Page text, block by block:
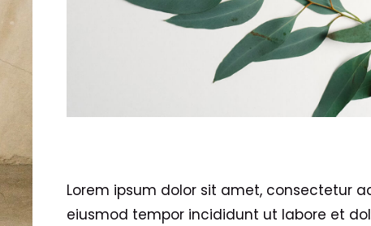
Lorem ipsum dolor sit amet, consectetur
eiusmod tempor incididunt ut labore et